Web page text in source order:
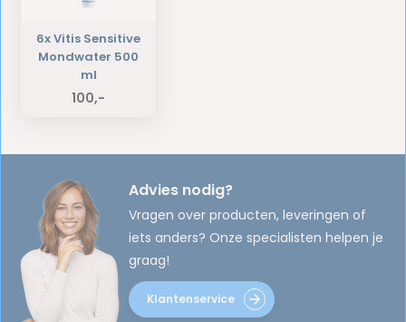
6x Vitis Sensitive
Mondwater 500
ml
100,-
Advies nodig?
Vragen over producten, leveringen of
iets anders? Onze specialisten helpen je
graag!
Klantenservice